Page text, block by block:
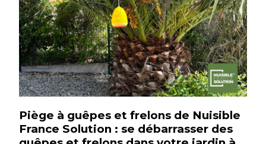
Piège à guêpes et frelons de Nuisible
France Solution : se débarrasser des